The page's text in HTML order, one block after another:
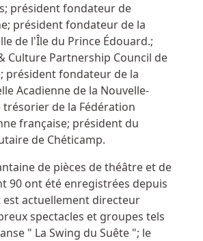
président fondateur de
président fondateur de la
de l'Île du Prince Édouard.;
Culture Partnership Council de
président fondateur de la
Acadienne de la Nouvelle-
trésorier de la Fédération
française; président du
de Chéticamp.
de pièces de théâtre et de
90 ont été enregistrées depuis
est actuellement directeur
spectacles et groupes tels
" La Swing du Suête "; le